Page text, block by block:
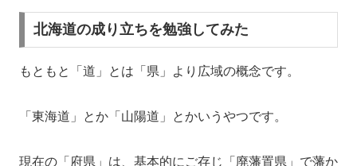
北海道の成り立ちを勉強してみた
もともと「道」とは「県」より広域の概念です。
「東海道」とか「山陽道」とかいうやつです。
現在の「府県」は、基本的にご存じ「廃藩置県」で藩か